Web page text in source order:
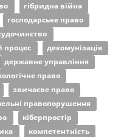
гібридна війна
господарське право
процес
декомунізація
державне управління
право
звичаєве право
правопорушення
кіберпростір
компетентність